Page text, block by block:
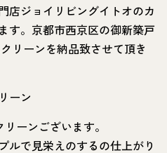
店ジョイリビングイトオのカ
す。京都市西京区の御新築戸
リーンを納品致させて頂き
ーン
ーンございます。
ルで見栄えのするの仕上がり